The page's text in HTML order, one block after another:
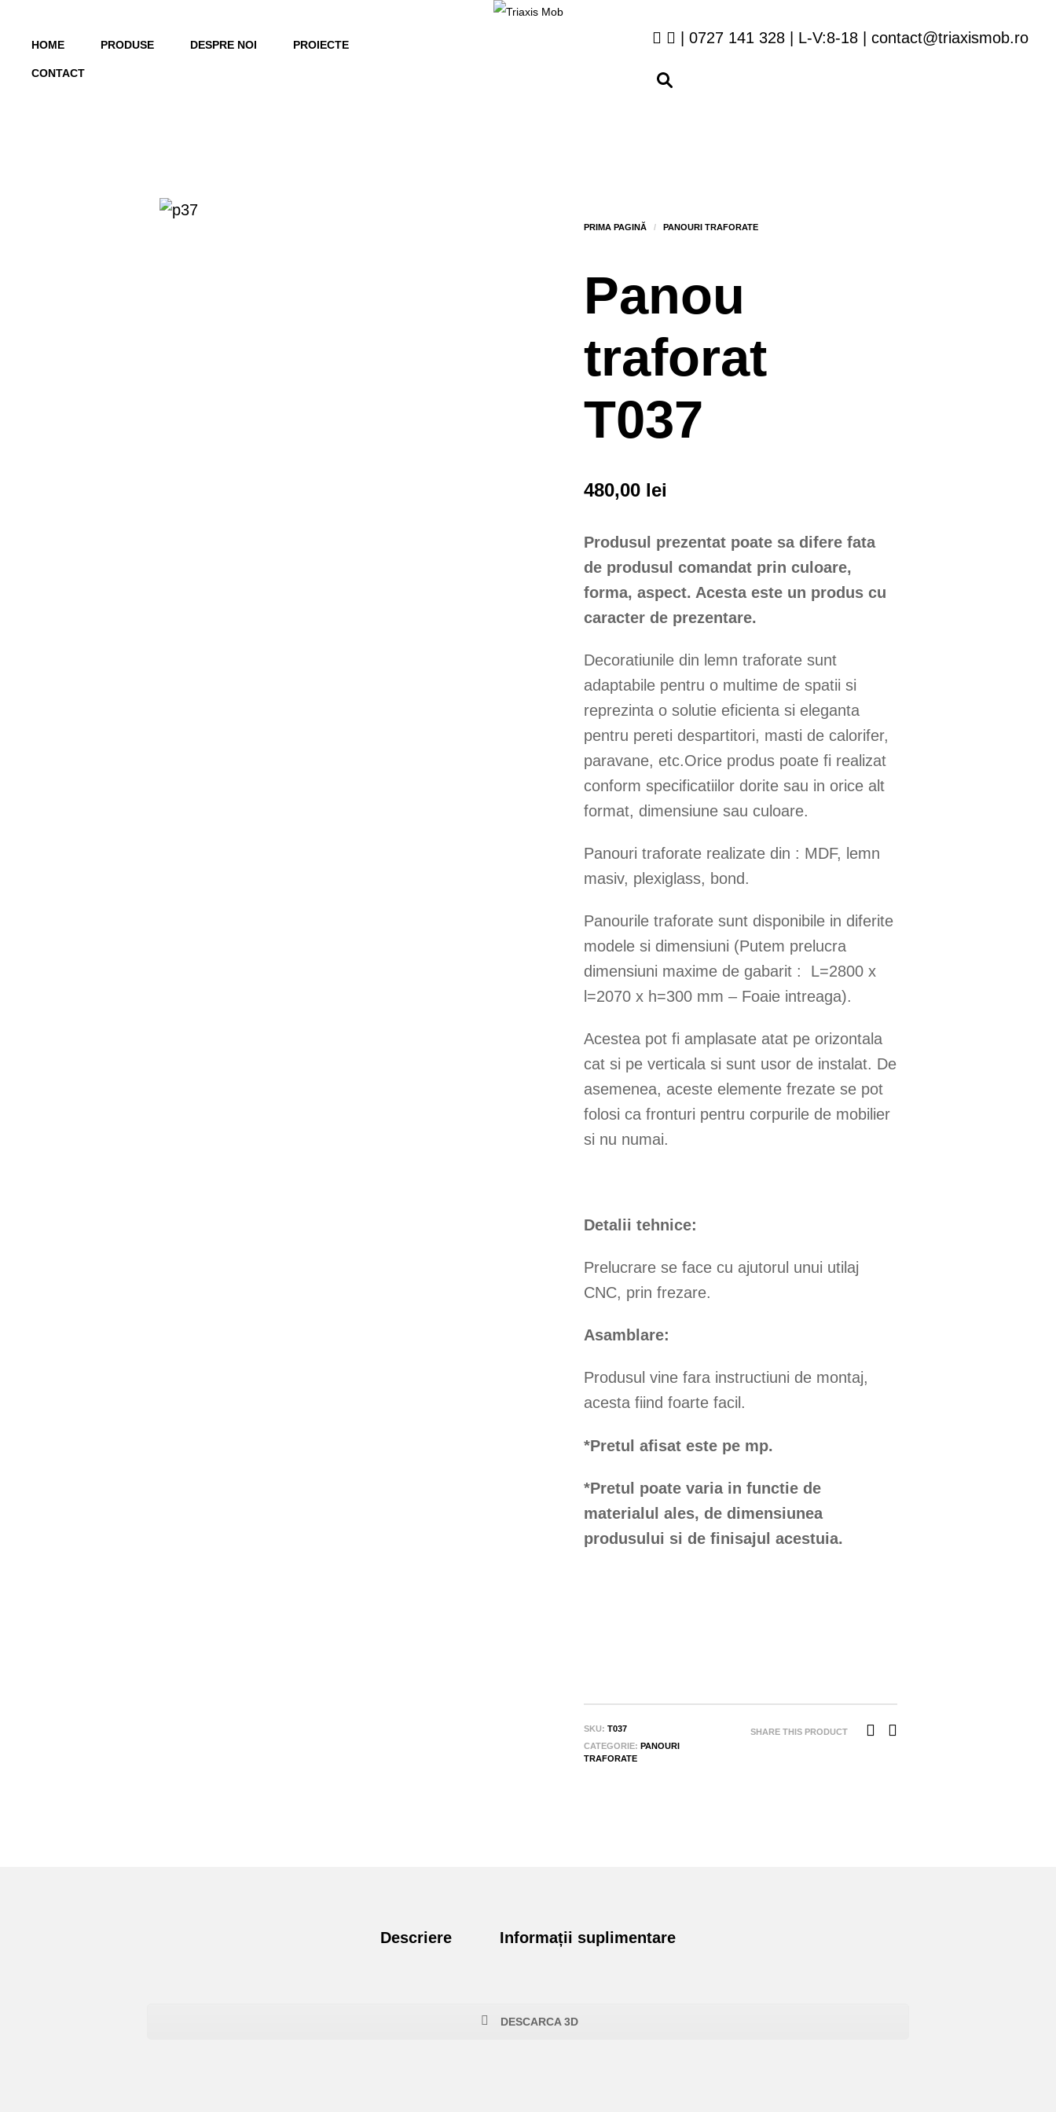
HOME PRODUSE DESPRE NOI PROIECTE
CONTACT
| 0727 141 328 | L-V:8-18 | contact@triaxismob.ro
Panou
traforat
T037
480,00 lei
Produsul prezentat poate sa difere fata
de produsul comandat prin culoare,
forma, aspect. Acesta este un produs cu
caracter de prezentare.
Decoratiunile din lemn traforate sunt
adaptabile pentru o multime de spatii si
reprezinta o solutie eficienta si eleganta
pentru pereti despartitori, masti de calorifer,
paravane, etc.Orice produs poate fi realizat
conform specificatiilor dorite sau in orice alt
format, dimensiune sau culoare.
Panouri traforate realizate din : MDF, lemn
masiv, plexiglass, bond.
Panourile traforate sunt disponibile in diferite
modele si dimensiuni (Putem prelucra
dimensiuni maxime de gabarit : L=2800 x
l=2070 x h=300 mm – Foaie intreaga).
Acestea pot fi amplasate atat pe orizontala
cat si pe verticala si sunt usor de instalat. De
asemenea, aceste elemente frezate se pot
folosi ca fronturi pentru corpurile de mobilier
si nu numai.
Detalii tehnice:
Prelucrare se face cu ajutorul unui utilaj
CNC, prin frezare.
Asamblare:
Produsul vine fara instructiuni de montaj,
acesta fiind foarte facil.
*Pretul afisat este pe mp.
*Pretul poate varia in functie de
materialul ales, de dimensiunea
produsului si de finisajul acestuia.
SKU: T037
CATEGORIE: PANOURI
TRAFORATE
SHARE THIS PRODUCT
Descriere Informații suplimentare
DESCARCA 3D